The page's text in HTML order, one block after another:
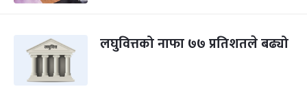
लघुवित्तको नाफा ७७ प्रतिशतले बढ्यो